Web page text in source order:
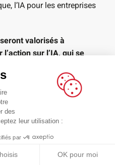
l’IA pour les entreprises
valorisés à
sur l’IA, qui se
présenter leurs projets,
internationale et
en IA venus du monde
des
leur utilisation :
par
OK pour moi